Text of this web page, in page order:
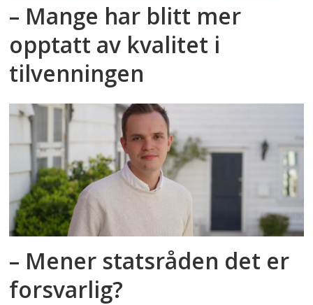
– Mange har blitt mer
opptatt av kvalitet i
tilvenningen
– Mener statsråden det er
forsvarlig?